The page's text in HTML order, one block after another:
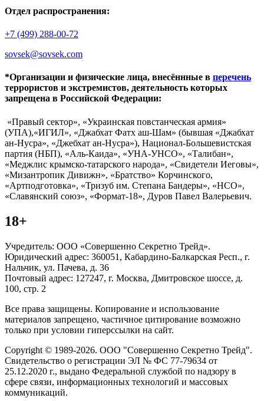
Отдел распространения:
+7 (499) 288-00-72
sovsek@sovsek.com
*Организации и физические лица, внесённные в перечень
террористов и экстремистов, деятельность которых
запрещена в Российской Федерации:
«Правый сектор», «Украинская повстанческая армия»
(УПА),«ИГИЛ», «Джабхат Фатх аш-Шам» (бывшая «Джабхат
ан-Нусра», «Джебхат ан-Нусра»), Национал-Большевистская
партия (НБП), «Аль-Каида», «УНА-УНСО», «Талибан»,
«Меджлис крымско-татарского народа», «Свидетели Иеговы»,
«Мизантропик Дивижн», «Братство» Корчинского,
«Артподготовка», «Тризуб им. Степана Бандеры», «НСО»,
«Славянский союз», «Формат-18», Дуров Павел Валерьевич.
18+
Учредитель: ООО «Совершенно Секретно Трейд».
Юридический адрес: 360051, Кабардино-Балкарская Респ., г.
Нальчик, ул. Пачева, д. 36
Почтовый адрес: 127247, г. Москва, Дмитровское шоссе, д.
100, стр. 2
Все права защищены. Копирование и использование
материалов запрещено, частичное цитирование возможно
только при условии гиперссылки на сайт.
Copyright © 1989-2026. ООО "Совершенно Секретно Трейд".
Свидетельство о регистрации ЭЛ № ФС 77-79634 от
25.12.2020 г., выдано Федеральной службой по надзору в
сфере связи, информационных технологий и массовых
коммуникаций.